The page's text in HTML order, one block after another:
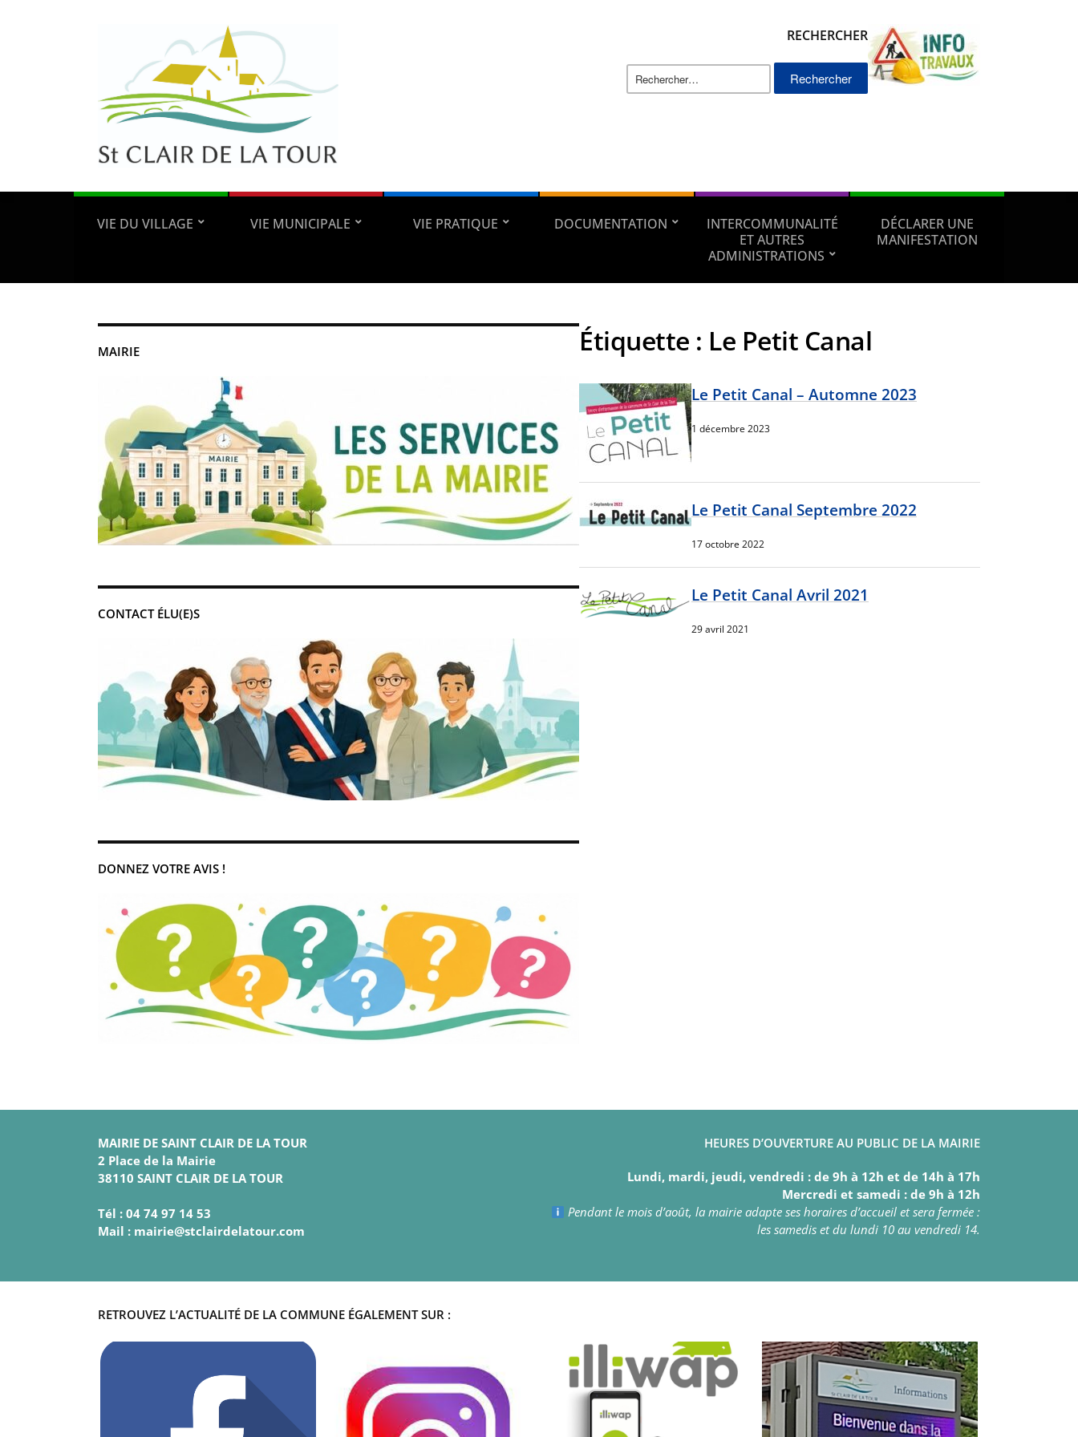
RECHERCHER
Rechercher :
VIE DU VILLAGE VIE MUNICIPALE VIE PRATIQUE DOCUMENTATION
INTERCOMMUNALITÉ
ET AUTRES
ADMINISTRATIONS
DÉCLARER UNE
MANIFESTATION
MAIRIE
CONTACT ÉLU(E)S
DONNEZ VOTRE AVIS !
Étiquette : Le Petit Canal
Le Petit Canal – Automne 2023
1 décembre 2023
Le Petit Canal Septembre 2022
17 octobre 2022
Le Petit Canal Avril 2021
29 avril 2021
MAIRIE DE SAINT CLAIR DE LA TOUR
2 Place de la Mairie
38110 SAINT CLAIR DE LA TOUR
Tél : 04 74 97 14 53
Mail : mairie@stclairdelatour.com
HEURES D’OUVERTURE AU PUBLIC DE LA MAIRIE
Lundi, mardi, jeudi, vendredi : de 9h à 12h et de 14h à 17h
Mercredi et samedi : de 9h à 12h
Pendant le mois d’août, la mairie adapte ses horaires d’accueil et sera fermée :
les samedis et du lundi 10 au vendredi 14.
RETROUVEZ L’ACTUALITÉ DE LA COMMUNE ÉGALEMENT SUR :